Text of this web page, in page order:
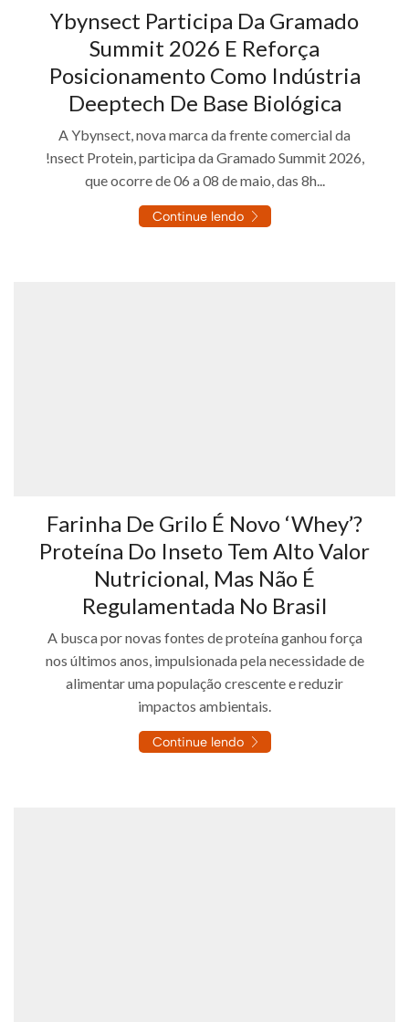
Ybynsect Participa Da Gramado
Summit 2026 E Reforça
Posicionamento Como Indústria
Deeptech De Base Biológica
A Ybynsect, nova marca da frente comercial da
!nsect Protein, participa da Gramado Summit 2026,
que ocorre de 06 a 08 de maio, das 8h...
Continue lendo
Farinha De Grilo É Novo ‘whey’?
Proteína Do Inseto Tem Alto Valor
Nutricional, Mas Não É
Regulamentada No Brasil
A busca por novas fontes de proteína ganhou força
nos últimos anos, impulsionada pela necessidade de
alimentar uma população crescente e reduzir
impactos ambientais.
Continue lendo